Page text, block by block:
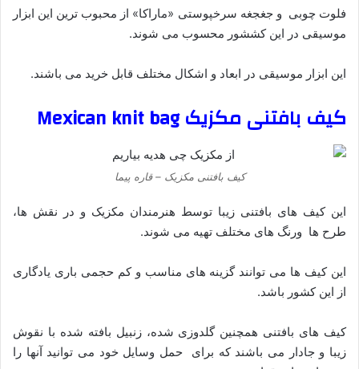
فلوت‌ چوبی و جغجغه‌ سرخپوستی «ماراکا» از محبوب ترین این ابزار
موسیقی در این کششور محسوب می شوند.
این ابزار موسیقی در ابعاد و اشکال مختلف قابل خرید می باشند.
کیف بافتنی مکزیکMexican knit bag
کیف بافتنی مکزیک – قاره پیما
این کیف های بافتنی زیبا توسط هنرمندان مکزیک و در نقش ها،
طرح ها ورنگ های مختلف تهیه می شوند.
این کیف ها می توانند گزینه های مناسب و کم حجمی باری یادگاری
از این کشور باشد.
کیف های بافتنی همچنین گلدوزی شده، زنبیل بافته شده با نقوش
زیبا و جادار می باشند که برای حمل وسایل خود می توانید آنها را